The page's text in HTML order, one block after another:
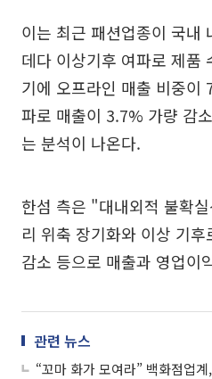
이는 최근 패션업종이 국내
데다 이상기후 여파로 제품
기에 오프라인 매출 비중이
파로 매출이 3.7% 가량 감
는 분석이 나온다.
한섬 측은 "대내외적 불확
리 위축 장기화와 이상 기
감소 등으로 매출과 영업이
관련 뉴스